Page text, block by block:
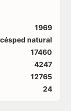
1969
césped natural
17460
4247
12765
24